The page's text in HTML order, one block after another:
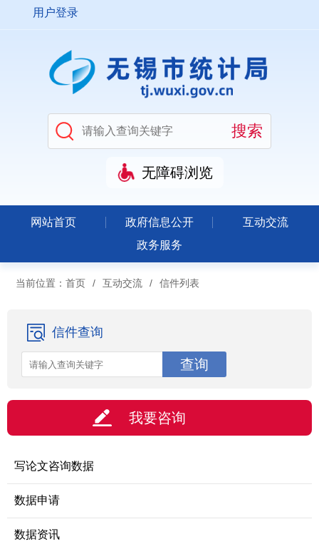
用户登录
无障碍浏览
网站首页 政府信息公开
互动交流
政务服务
当前位置： 首页 / 互动交流 / 信件列表
信件查询
我要咨询
写论文咨询数据
数据申请
数据资讯